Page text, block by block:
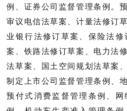
例、证券公司监督管理条例。
审议电信法草案、计量法修订
业银行法修订草案、保险法
案、铁路法修订草案、电力法
法草案、国土空间规划法草案
制定上市公司监督管理条例、
预付式消费监督管理条例、